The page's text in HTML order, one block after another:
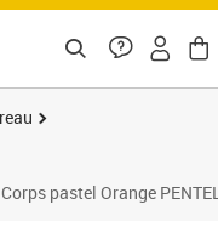
pastel Orange